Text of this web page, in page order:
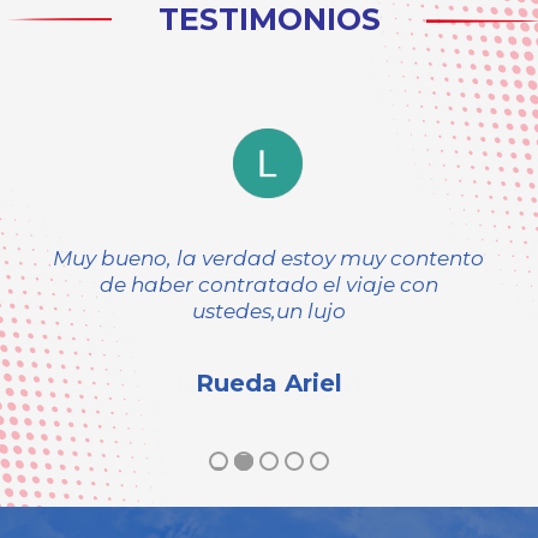
TESTIMONIOS
“Excelente, cómo siempre, la
atención de Julio. Asesoramiento
muy completo y confiable.”
Liliana Erbetta